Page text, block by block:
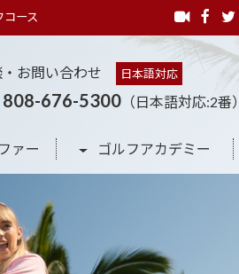
ース
・お問い合わせ 日本語対応
808-676-5300 （日本語対応:2番）
ァー ゴルフアカデミー